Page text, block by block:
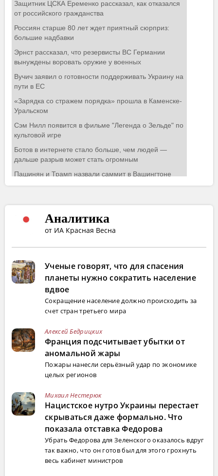
Аналитика
от ИА Красная Весна
Ученые говорят, что для спасения
планеты нужно сократить население
вдвое
Сокращение население должно происходить за
счет стран третьего мира
Алексей Бедрицких
Франция подсчитывает убытки от
аномальной жары
Пожары нанесли серьёзный удар по экономике
целых регионов
Михаил Нестерюк
Нацистское нутро Украины перестает
скрываться даже формально. Что
показала отставка Федорова
Убрать Федорова для Зеленского оказалось вдруг
так важно, что он готов был для этого грохнуть
весь кабинет министров